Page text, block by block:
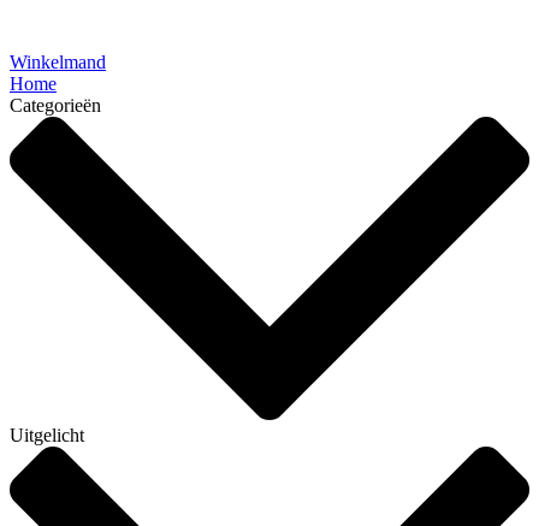
Winkelmand
Home
Categorieën
Uitgelicht